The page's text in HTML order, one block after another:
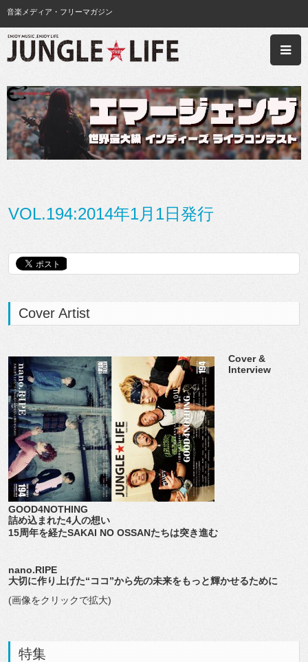
音楽メディア・フリーマガジン
VOL.194:2014年1月1日発行
Cover Artist
Cover &
Interview
GOOD4NOTHING
詰め込まれた4人の想い
15周年を経たSAKAI NO OSSANたちは突き進む
nano.RIPE
大切に作り上げた“ココ”から先の未来をもっと輝かせるために
(画像をクリックで拡大)
特集